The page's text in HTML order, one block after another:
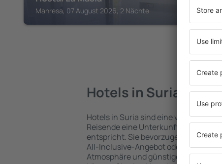
Manresa, 07 August 2026, 2 Nächte
Hotels in Suria
Hotels in Suria sind eine vielfältige
Reisende eine Unterkunft findet, die
entspricht. Sie bevorzugen ein Hotel
All-Inclusive-Angebot oder wählen
Atmosphäre und günstige